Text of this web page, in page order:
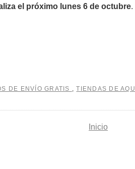
el próximo lunes 6 de octubre.
DE ENVÍO GRATIS ,TIENDAS DE AQUÍ
Inicio